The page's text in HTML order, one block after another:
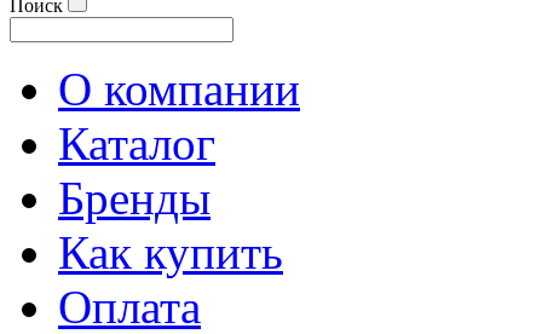
Поиск
О компании
Каталог
Бренды
Как купить
Оплата